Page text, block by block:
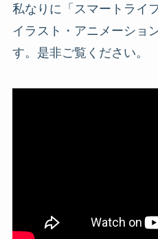
私なりに「スマートライ
イラスト・アニメーショ
す。是非ご覧ください。